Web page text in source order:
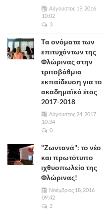
Αύγουστος 19, 2016
10:02
3
Τα ονόματα των
επιτυχόντων της
Φλώρινας στην
τριτοβάθμια
εκπαίδευση για το
ακαδημαϊκό έτος
2017-2018
Αύγουστος 24, 2017
10:34
0
"Ζωντανά": το νέο
και πρωτότυπο
ιχθυοπωλείο της
Φλώρινας!
Νοέμβριος 18, 2016
09:42
2